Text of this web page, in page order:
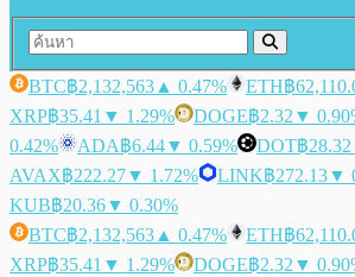
BTC฿2,132,563 ▲ 0.47% ETH฿
XRP฿35.41 ▼ 1.29% DOGE฿2.32 ▼
0.42%
ADA฿6.44▼ 0.59% DOT฿28.32
AVAX฿222.27▼ 1.72% LINK฿272.13▼
KUB฿20.36▼ 0.30%
BTC฿2,132,563 ▲ 0.47% ETH฿
XRP฿35.41 ▼ 1.29% DOGE฿2.32 ▼